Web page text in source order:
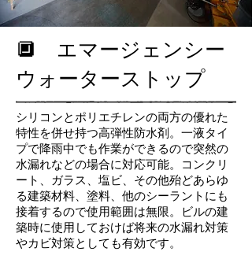
​🔲 エマージェンシー
ウォーターストップ
シリコンとポリエチレンの両方の優れた
特性を併せ持つ高弾性防水剤。一液タイ
プで降雨中でも作業ができるので突然の
水漏れなどの場合に対応可能。コンクリ
ート、ガラス、塩ビ、その他殆どあらゆ
る建築材料、塗料、他のシーラントにも
接着するので使用範囲は無限。ビルの建
築時に使用しておけば将来の水漏れ対策
やカビ対策としても有効です。